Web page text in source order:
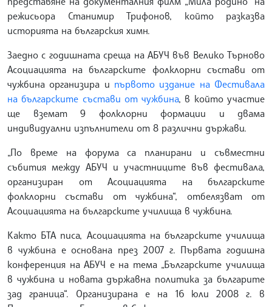
режисьора Станимир Трифонов, който разказва
историята на българския химн.
Заедно с годишната среща на АБУЧ във Велико Търново
Асоциацията на българските фолклорни състави от
чужбина организира и първото издание на Фестивала
на българските състави от чужбина, в който участие
ще вземат 9 фолклорни формации и двама
индивидуални изпълнители от 8 различни държави.
„По време на форума са планирани и съвместни
събития между АБУЧ и участниците във фестивала,
организиран от Асоциацията на българските
фолклорни състави от чужбина“, отбелязват от
Асоциацията на българските училища в чужбина.
Както БТА писа, Асоциацията на българските училища
в чужбина е основана през 2007 г. Първата годишна
конференция на АБУЧ е на тема „Българските училища
в чужбина и новата държавна политика за българите
зад граница“. Организирана е на 16 юли 2008 г. в